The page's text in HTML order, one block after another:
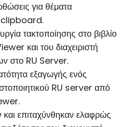
για θέματα
clipboard.
τακτοποίησης στο βιβλίο
και του διαχειριστή
στο RU Server.
εξαγωγής ενός
RU server από
και επιταχύνθηκαν ελαφρώς